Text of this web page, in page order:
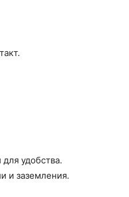
удобства.
и заземления.